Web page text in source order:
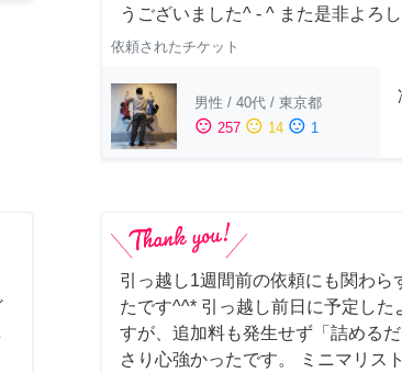
うございました^ - ^ また是非よろ
依頼されたチケット
男性 / 40代 / 東京都
sentiment_satisfied 257 sentiment_neutral 14 sentiment_dissatisfied 1
引っ越し1週間前の依頼にも関わら
たです^^* 引っ越し前日に予定し
すが、追加料も発生せず「詰める
さり心強かったです。 ミニマリス